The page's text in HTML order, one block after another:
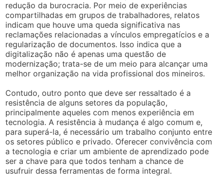
redução da burocracia. Por meio de experiências
compartilhadas em grupos de trabalhadores, relatos
indicam que houve uma queda significativa nas
reclamações relacionadas a vínculos empregatícios e a
regularização de documentos. Isso indica que a
digitalização não é apenas uma questão de
modernização; trata-se de um meio para alcançar uma
melhor organização na vida profissional dos mineiros.
Contudo, outro ponto que deve ser ressaltado é a
resistência de alguns setores da população,
principalmente aqueles com menos experiência em
tecnologia. A resistência à mudança é algo comum e,
para superá-la, é necessário um trabalho conjunto entre
os setores público e privado. Oferecer convivência com
a tecnologia e criar um ambiente de aprendizado pode
ser a chave para que todos tenham a chance de
usufruir dessa ferramentas de forma integral.